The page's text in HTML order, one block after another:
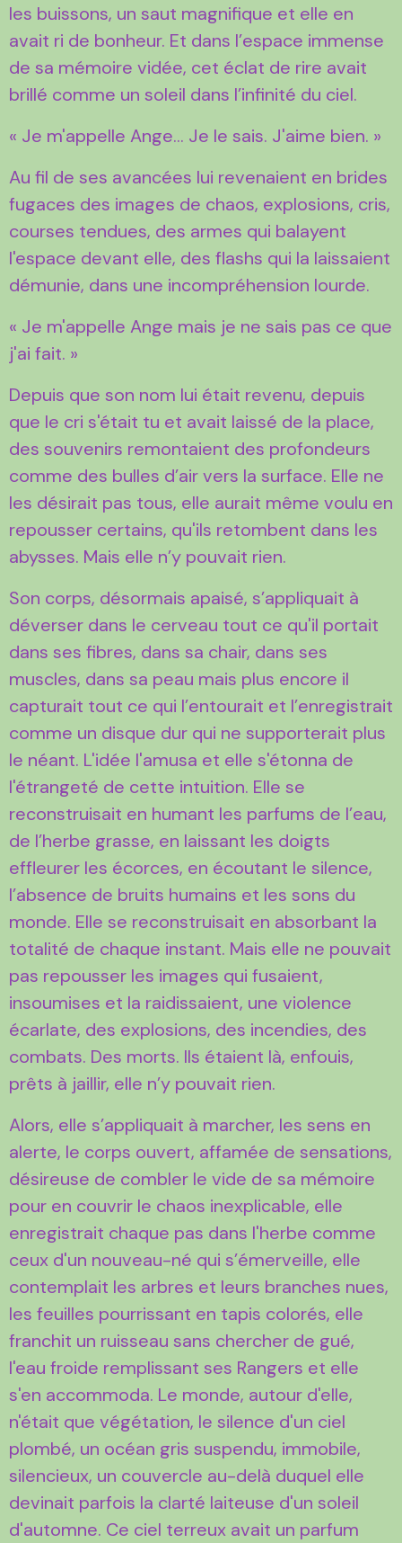
les buissons, un saut magnifique et elle en
avait ri de bonheur. Et dans l’espace immense
de sa mémoire vidée, cet éclat de rire avait
brillé comme un soleil dans l’infinité du ciel.
« Je m'appelle Ange... Je le sais. J'aime bien. »
Au fil de ses avancées lui revenaient en brides
fugaces des images de chaos, explosions, cris,
courses tendues, des armes qui balayent
l'espace devant elle, des flashs qui la laissaient
démunie, dans une incompréhension lourde.
« Je m'appelle Ange mais je ne sais pas ce que
j'ai fait. »
Depuis que son nom lui était revenu, depuis
que le cri s'était tu et avait laissé de la place,
des souvenirs remontaient des profondeurs
comme des bulles d’air vers la surface. Elle ne
les désirait pas tous, elle aurait même voulu en
repousser certains, qu'ils retombent dans les
abysses. Mais elle n’y pouvait rien.
Son corps, désormais apaisé, s’appliquait à
déverser dans le cerveau tout ce qu'il portait
dans ses fibres, dans sa chair, dans ses
muscles, dans sa peau mais plus encore il
capturait tout ce qui l’entourait et l’enregistrait
comme un disque dur qui ne supporterait plus
le néant. L'idée l'amusa et elle s'étonna de
l'étrangeté de cette intuition. Elle se
reconstruisait en humant les parfums de l’eau,
de l’herbe grasse, en laissant les doigts
effleurer les écorces, en écoutant le silence,
l’absence de bruits humains et les sons du
monde. Elle se reconstruisait en absorbant la
totalité de chaque instant. Mais elle ne pouvait
pas repousser les images qui fusaient,
insoumises et la raidissaient, une violence
écarlate, des explosions, des incendies, des
combats. Des morts. Ils étaient là, enfouis,
prêts à jaillir, elle n’y pouvait rien.
Alors, elle s’appliquait à marcher, les sens en
alerte, le corps ouvert, affamée de sensations,
désireuse de combler le vide de sa mémoire
pour en couvrir le chaos inexplicable, elle
enregistrait chaque pas dans l'herbe comme
ceux d'un nouveau-né qui s’émerveille, elle
contemplait les arbres et leurs branches nues,
les feuilles pourrissant en tapis colorés, elle
franchit un ruisseau sans chercher de gué,
l'eau froide remplissant ses Rangers et elle
s'en accommoda. Le monde, autour d'elle,
n'était que végétation, le silence d'un ciel
plombé, un océan gris suspendu, immobile,
silencieux, un couvercle au-delà duquel elle
devinait parfois la clarté laiteuse d'un soleil
d'automne. Ce ciel terreux avait un parfum